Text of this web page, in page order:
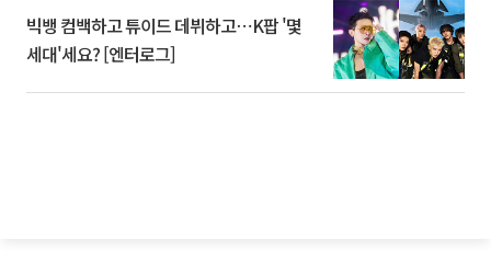
빅뱅 컴백하고 튜이드 데뷔하고⋯K팝 '몇
세대'세요? [엔터로그]